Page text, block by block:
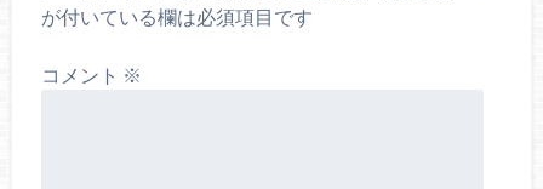
が付いている欄は必須項目です
コメント ※